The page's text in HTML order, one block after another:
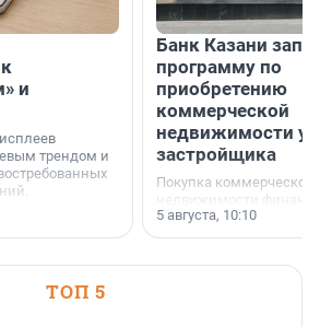
и
трендом и
Банк Казани
программу по
приобретению
коммерческой
недвижимости у
застройщика
Покупка коммерческой
недвижимости
инструмент,
предпринимателей.
или готовый арендный
5 августа, 10:10
ТОП 5